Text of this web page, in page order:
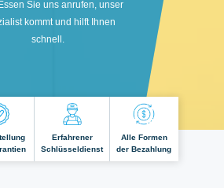
Sie uns anrufen, unser
kommt und hilft Ihnen
schnell.
Erfahrener
Schlüsseldienst
Alle Formen
der Bezahlung